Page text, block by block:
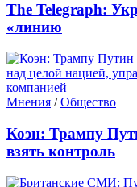
The Telegraph:
«линию
Мнения /Общество
Коэн: Трампу
взять контроль